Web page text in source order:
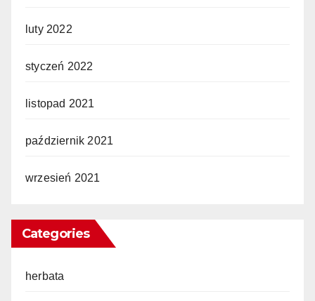
luty 2022
styczeń 2022
listopad 2021
październik 2021
wrzesień 2021
Categories
herbata